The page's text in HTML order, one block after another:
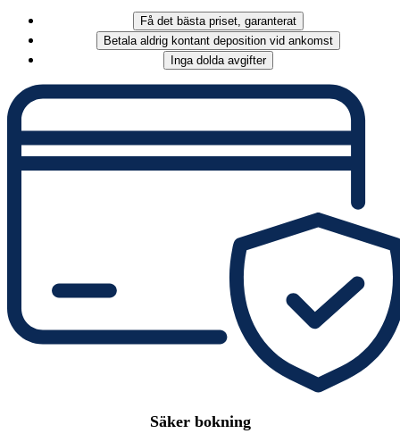
Få det bästa priset, garanterat
Betala aldrig kontant deposition vid ankomst
Inga dolda avgifter
Säker bokning